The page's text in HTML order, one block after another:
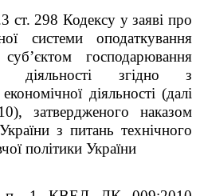
ст. 298 Кодексу у заяві про
системи оподаткування
господарювання
діяльності згідно з
діяльності (далі
затвердженого наказом
з питань технічного
політики України